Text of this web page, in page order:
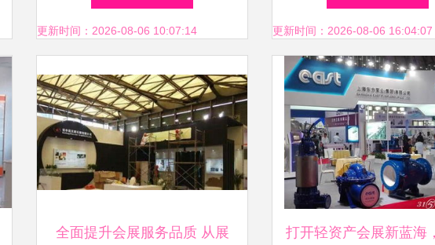
那，尽展浙江风采
更新时间：2026-08-06 10:07:14 盛宴
更新时间：2026-08-06 16:04:07
全面提升会展服务品质 从展 打开轻资产会展新蓝海